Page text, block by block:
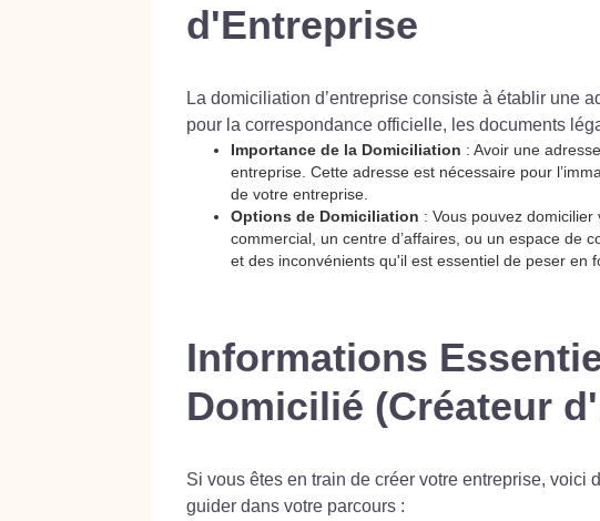
d'Entreprise
La domiciliation d’entreprise consiste à établir une
pour la correspondance officielle, les documents
Importance de la Domiciliation : Avoir une
entreprise. Cette adresse est nécessaire pour
de votre entreprise.
Options de Domiciliation : Vous pouvez
commercial, un centre d’affaires, ou un espace de
et des inconvénients qu'il est essentiel de peser en
Informations
Domicilié (Créateur
Si vous êtes en train de créer votre entreprise, voici
guider dans votre parcours :